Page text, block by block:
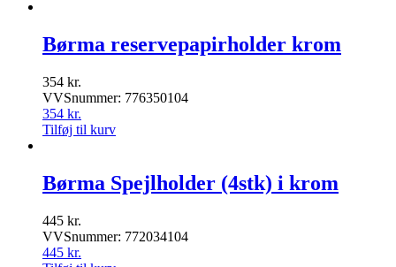
Børma reservepapirholder krom
354 kr.
VVSnummer: 776350104
354 kr.
Tilføj til kurv
Børma Spejlholder (4stk) i krom
445 kr.
VVSnummer: 772034104
445 kr.